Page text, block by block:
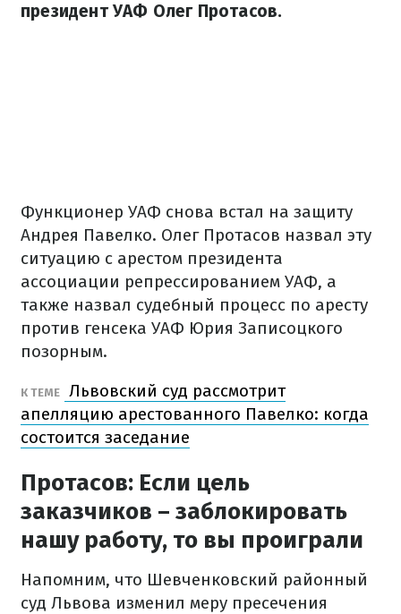
президент УАФ Олег Протасов.
Функционер УАФ снова встал на защиту
Андрея Павелко. Олег Протасов назвал эту
ситуацию с арестом президента
ассоциации репрессированием УАФ, а
также назвал судебный процесс по аресту
против генсека УАФ Юрия Записоцкого
позорным.
К ТЕМЕ
Львовский суд рассмотрит
апелляцию арестованного Павелко: когда
состоится заседание
Протасов: Если цель
заказчиков – заблокировать
нашу работу, то вы проиграли
Напомним, что Шевченковский районный
суд Львова изменил меру пресечения